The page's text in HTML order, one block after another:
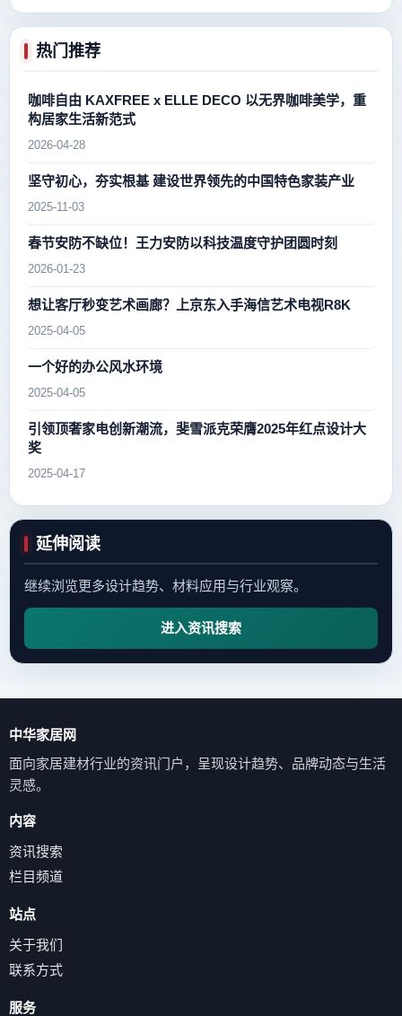
热门推荐
咖啡自由 KAXFREE x ELLE DECO 以无界咖啡美学，重
构居家生活新范式
2026-04-28
坚守初心，夯实根基 建设世界领先的中国特色家装产业
2025-11-03
春节安防不缺位！王力安防以科技温度守护团圆时刻
2026-01-23
想让客厅秒变艺术画廊？上京东入手海信艺术电视R8K
2025-04-05
一个好的办公风水环境
2025-04-05
引领顶奢家电创新潮流，斐雪派克荣膺2025年红点设计大
奖
2025-04-17
延伸阅读
继续浏览更多设计趋势、材料应用与行业观察。
进入资讯搜索
中华家居网
面向家居建材行业的资讯门户，呈现设计趋势、品牌动态与生活
灵感。
内容
资讯搜索
栏目频道
站点
关于我们
联系方式
服务